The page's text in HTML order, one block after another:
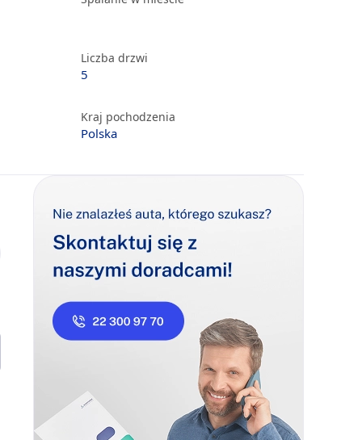
Liczba drzwi
5
Kraj pochodzenia
Polska